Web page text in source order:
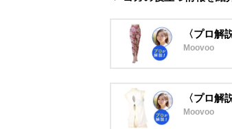
〈プロ解
Moovoo
〈プロ解
Moovoo